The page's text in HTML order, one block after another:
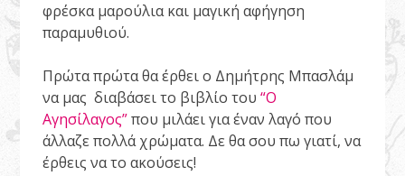
φρέσκα μαρούλια και μαγική αφήγηση
παραμυθιού.
Πρώτα πρώτα θα έρθει ο Δημήτρης Μπασλάμ
να μας διαβάσει το βιβλίο του “Ο
Αγησίλαγος”που μιλάει για έναν λαγό που
άλλαζε πολλά χρώματα. Δε θα σου πω γιατί, να
έρθεις να το ακούσεις!